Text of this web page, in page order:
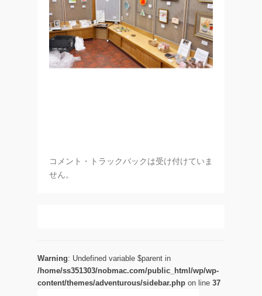
コメント・トラックバックは受け付けていま
せん。
Warning: Undefined variable $parent in
/home/ss351303/nobmac.com/public_html/wp/wp-
content/themes/adventurous/sidebar.php on line 37